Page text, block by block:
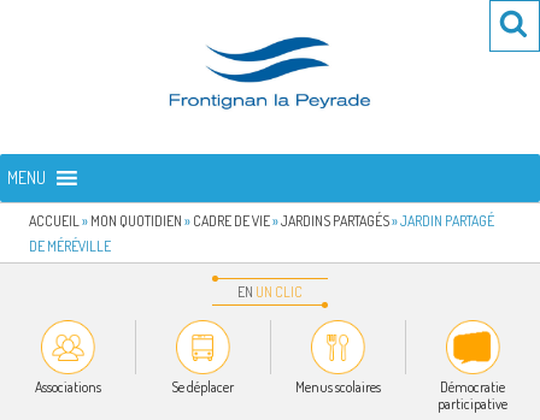
FRONTIGNAN LA PEYRADE
MENU
ACCUEIL » MON QUOTIDIEN » CADRE DE VIE»JARDINS PARTAGÉS»JARDIN PARTAGÉ
DE MÉRÉVILLE
EN UN CLIC
Associations Se déplacer Menus scolaires
Démocratie
participative